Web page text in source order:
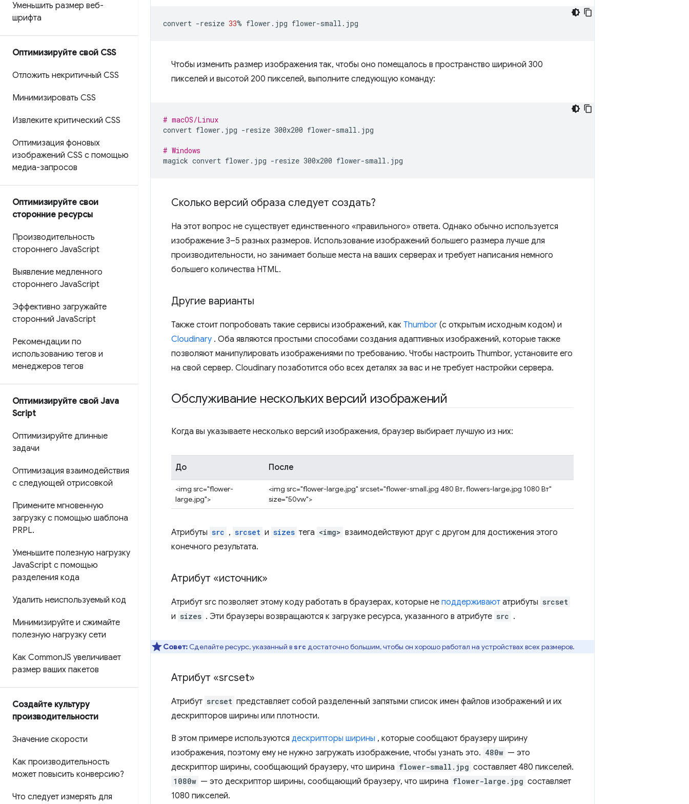
Уменьшить размер веб-
шрифта
Оптимизируйте свой CSS
Отложить некритичный CSS
Минимизировать CSS
Извлеките критический CSS
Оптимизация фоновых
изображений CSS с помощью
медиа-запросов
Оптимизируйте свои
сторонние ресурсы
Производительность
стороннего JavaScript
Выявление медленного
стороннего JavaScript
Эффективно загружайте
сторонний JavaScript
Рекомендации по
использованию тегов и
менеджеров тегов
Оптимизируйте свой Java
Script
Оптимизируйте длинные
задачи
Оптимизация взаимодействия
с следующей отрисовкой
Примените мгновенную
загрузку с помощью шаблона
PRPL.
Уменьшите полезную нагрузку
JavaScript с помощью
разделения кода
Удалить неиспользуемый код
Минимизируйте и сжимайте
полезную нагрузку сети
Как CommonJS увеличивает
размер ваших пакетов
Создайте культуру
производительности
Значение скорости
Как производительность
может повысить конверсию?
Что следует измерять для
convert -resize 33% flower.jpg
Чтобы изменить размер изображения так, чтобы оно помещалось в пространство шириной 300
пикселей и высотой 200 пикселей, выполните следующую команду:
# macOS/Linux
convert flower.jpg -resize 300x200 flower-small.jpg
# Windows
magick convert flower.jpg -resize 300x200
Сколько версий образа следует создать?
На этот вопрос не существует единственного «правильного» ответа. Однако обычно используется
изображение 3–5 разных размеров. Использование изображений большего размера лучше для
производительности, но занимает больше места на ваших серверах и требует написания немного
большего количества HTML.
Другие варианты
Также стоит попробовать такие сервисы изображений, как Thumbor (с открытым исходным кодом) и
Cloudinary . Оба являются простыми способами создания адаптивных изображений, которые также
позволяют манипулировать изображениями по требованию. Чтобы настроить Thumbor, установите его
на свой сервер. Cloudinary позаботится обо всех деталях за вас и не требует настройки сервера.
Обслуживание нескольких версий изображений
Когда вы указываете несколько версий изображения, браузер выбирает лучшую из них:
До После
<img src="flower-
large.jpg">
<img src="flower-large.jpg" srcset="flower-small.jpg 480 Вт, flowers-large.jpg 1080 Вт"
size="50vw">
Атрибуты src , srcset и sizes тега <img> взаимодействуют друг с другом для достижения этого
конечного результата.
Атрибут «источник»
Атрибут src позволяет этому коду работать в браузерах, которые не поддерживают атрибуты srcset
и sizes . Эти браузеры возвращаются к загрузке ресурса, указанного в атрибуте src .
Совет: Сделайте ресурс, указанный в src достаточно большим, чтобы он хорошо работал на устройствах всех размеров.
Атрибут «srcset»
Атрибут srcset представляет собой разделенный запятыми список имен файлов изображений и их
дескрипторов ширины или плотности.
В этом примере используются дескрипторы ширины , которые сообщают браузеру ширину
изображения, поэтому ему не нужно загружать изображение, чтобы узнать это. 480w — это
дескриптор ширины, сообщающий браузеру, что ширина flower-small.jpg составляет 480 пикселей.
1080w — это дескриптор ширины, сообщающий браузеру, что ширина flower-large.jpg составляет
1080 пикселей.